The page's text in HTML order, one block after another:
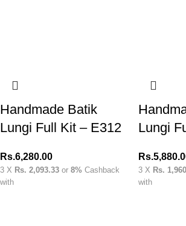
Handmade Batik
Lungi Full Kit – E312
Rs.6,280.00
3 X Rs. 2,093.33 or 8% Cashback
with
Lungi
Rs.
3 X Rs.
with